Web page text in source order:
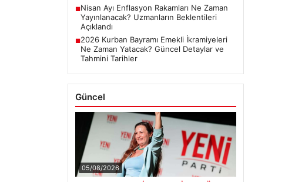
■Nisan Ayı Enflasyon Rakamları Ne Zaman
Yayınlanacak? Uzmanların Beklentileri
Açıklandı
■2026 Kurban Bayramı Emekli İkramiyeleri
Ne Zaman Yatacak? Güncel Detaylar ve
Tahmini Tarihler
Güncel
05/08/2026